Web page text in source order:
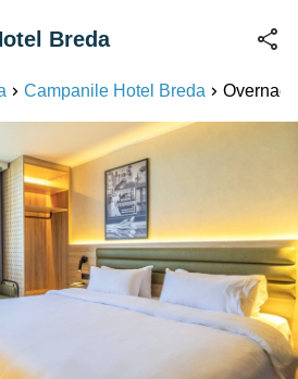
Bereikbaar tot 23:00 uur
Campanile Hotel Breda
Breda